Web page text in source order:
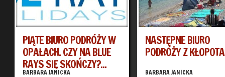
PIĄTE BIURO PODRÓŻY W
OPAŁACH. CZY NA BLUE
RAYS SIĘ SKOŃCZY?...
BARBARA JANICKA
NASTĘPNE BIURO
PODRÓŻY Z
BARBARA JANICKA